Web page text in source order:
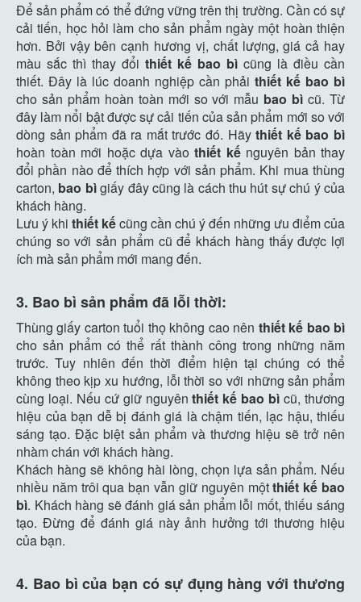
Để sản phẩm có thể đứng vững trên thị trường. Cần có sự
cải tiến, học hỏi làm cho sản phẩm ngày một hoàn thiện
hơn. Bởi vậy bên cạnh hương vị, chất lượng, giá cả hay
màu sắc thì thay đổi thiết kế bao bì cũng là điều cần
thiết. Đây là lúc doanh nghiệp cần phải thiết kế bao bì
cho sản phẩm hoàn toàn mới so với mẫu bao bì cũ. Từ
đây làm nổi bật được sự cải tiến của sản phẩm mới so với
dòng sản phẩm đã ra mắt trước đó. Hãythiết kế bao bì
hoàn toàn mới hoặc dựa vào thiết kếnguyên bản thay
đổi phần nào để thích hợp với sản phẩm. Khi mua thùng
carton, bao bìgiấy đây cũng là cách thu hút sự chú ý của
khách hàng.
Lưu ý khi thiết kếcũng cần chú ý đến những ưu điểm của
chúng so với sản phẩm cũ để khách hàng thấy được lợi
ích mà sản phẩm mới mang đến.
3. Bao bì sản phẩm đã lỗi thời:
Thùng giấy carton tuổi thọ không cao nên thiết kế bao bì
cho sản phẩm có thể rất thành công trong những năm
trước. Tuy nhiên đến thời điểm hiện tại chúng có thể
không theo kịp xu hướng, lỗi thời so với những sản phẩm
cùng loại. Nếu cứ giữ nguyênthiết kế bao bì cũ, thương
hiệu của bạn dễ bị đánh giá là chậm tiến, lạc hậu, thiếu
sáng tạo. Đặc biệt sản phẩm và thương hiệu sẽ trở nên
nhàm chán với khách hàng.
Khách hàng sẽ không hài lòng, chọn lựa sản phẩm. Nếu
nhiều năm trôi qua bạn vẫn giữ nguyên mộtthiết kế bao
bì. Khách hàng sẽ đánh giá sản phẩm lỗi mốt, thiếu sáng
tạo. Đừng để đánh giá này ảnh hưởng tới thương hiệu
của bạn.
4. Bao bì của bạn có sự đụng hàng với thương